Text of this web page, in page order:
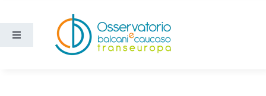
contenuto
Toggle